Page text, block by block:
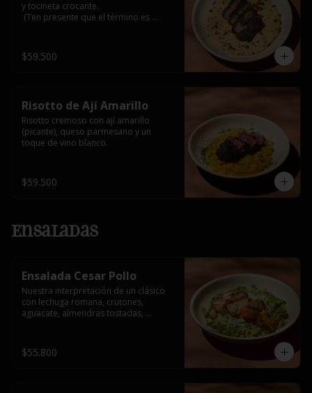
y tocineta crocante.
(Ten presente que el término es
generar notas amargas por el carbón
activado que lo recubre)
$59.500
Risotto de Ají Amarillo
Risotto cremoso con ají amarillo
(picante), queso parmesano y un
toque de vino blanco.
$59.500
Ensaladas
Ensalada Cesar Pollo
Nuestra interpretación de un clásico
con lechuga romana, crutones,
aguacate, almendras tostadas,
$55.800